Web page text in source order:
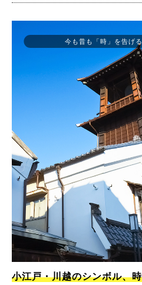
今も昔も「時」を告げ
小江戸・川越のシンボル、